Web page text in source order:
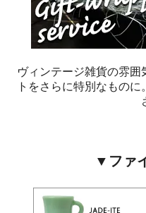
ヴィンテージ雑貨の雰囲
トをさらに特別なもの
▼ファ